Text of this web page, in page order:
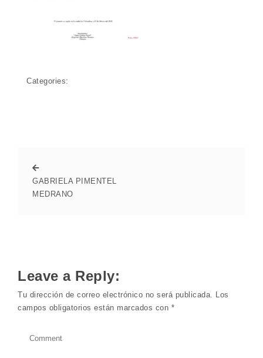
Categories:
GABRIELA PIMENTEL
MEDRANO
Leave a Reply:
Tu dirección de correo electrónico no será publicada. Los
campos obligatorios están marcados con *